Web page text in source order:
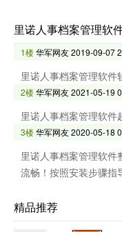
里诺人事档案管理软
1楼华军网友2019-09-07
里诺人事档案管理软件
2楼华军网友2021-05-19
里诺人事档案管理软件
3楼华军网友2020-05-18
里诺人事档案管理软件
流畅！按照安装步骤指
精品推荐